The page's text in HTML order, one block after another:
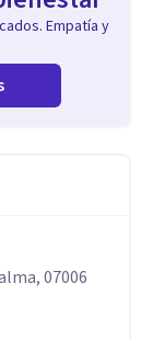
Empatía y
07006